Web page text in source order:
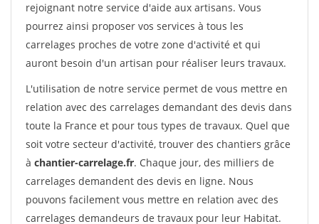
rejoignant notre service d'aide aux artisans. Vous
pourrez ainsi proposer vos services à tous les
carrelages proches de votre zone d'activité et qui
auront besoin d'un artisan pour réaliser leurs travaux.
L'utilisation de notre service permet de vous mettre en
relation avec des carrelages demandant des devis dans
toute la France et pour tous types de travaux. Quel que
soit votre secteur d'activité, trouver des chantiers grâce
à chantier-carrelage.fr. Chaque jour, des milliers de
carrelages demandent des devis en ligne. Nous
pouvons facilement vous mettre en relation avec des
carrelages demandeurs de travaux pour leur Habitat.